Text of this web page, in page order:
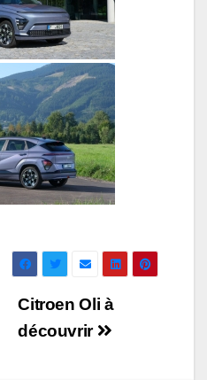
Citroen Oli à
découvrir